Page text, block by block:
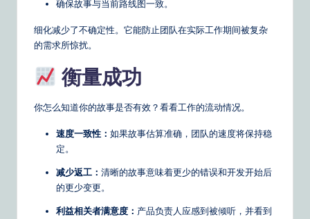
确保故事与当前路线图一致。
细化减少了不确定性。它能防止团队在实际工作期间被复杂
的需求所惊扰。
衡量成功
你怎么知道你的故事是否有效？看看工作的流动情况。
速度一致性： 如果故事估算准确，团队的速度将保持稳
定。
减少返工： 清晰的故事意味着更少的错误和开发开始后
的更少变更。
利益相关者满意度： 产品负责人应感到被倾听，并看到